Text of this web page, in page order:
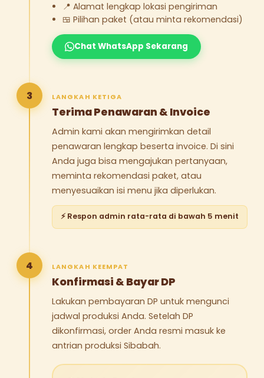
📍 Alamat lengkap lokasi pengiriman
🍱 Pilihan paket (atau minta rekomendasi)
Chat WhatsApp Sekarang
3 LANGKAH KETIGA
Terima Penawaran & Invoice
Admin kami akan mengirimkan detail
penawaran lengkap beserta invoice. Di sini
Anda juga bisa mengajukan pertanyaan,
meminta rekomendasi paket, atau
menyesuaikan isi menu jika diperlukan.
⚡ Respon admin rata-rata di bawah 5 menit
4 LANGKAH KEEMPAT
Konfirmasi & Bayar DP
Lakukan pembayaran DP untuk mengunci
jadwal produksi Anda. Setelah DP
dikonfirmasi, order Anda resmi masuk ke
antrian produksi Sibabah.